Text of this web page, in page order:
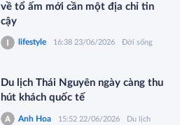
về tổ ấm mới cần một địa chỉ tin
cậy
lifestyle 16:38 23/06/2026 Đời sống
Du lịch Thái Nguyên ngày càng thu
hút khách quốc tế
Anh Hoa 15:52 22/06/2026 Du lịch